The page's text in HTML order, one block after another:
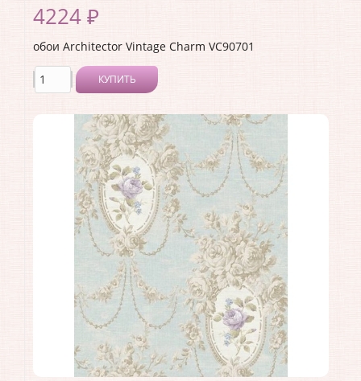
4224 ₽
обои Architector Vintage Charm VC90701
КУПИТЬ
Производитель:Architector
Коллекция:Vintage Charm
Длина рулона:10.05
Ширина рулона:0.53
Материал покрытия: Акриловое
США
Материал основы:Бумага
Раппорт:64